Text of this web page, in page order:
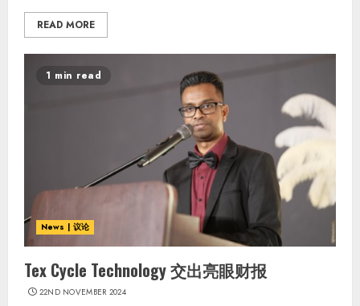
READ MORE
1 min read
News | 议论
Tex Cycle Technology 交出亮眼财报
22ND NOVEMBER 2024